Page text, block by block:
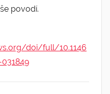
povodí.
doi/full/10.1146